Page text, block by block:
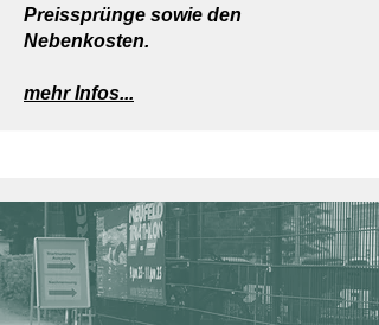
Preissprünge sowie den
Nebenkosten.
mehr Infos...